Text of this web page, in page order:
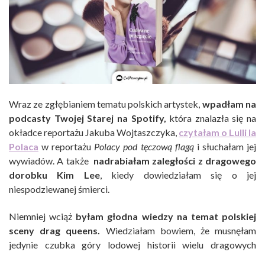
Wraz ze zgłębianiem tematu polskich artystek, wpadłam na
podcasty Twojej Starej na Spotify, która znalazła się na
okładce reportażu Jakuba Wojtaszczyka, czytałam o Lulli la
Polaca w reportażu Polacy pod tęczową flagąi słuchałam jej
wywiadów. A także nadrabiałam zaległości z dragowego
dorobku Kim Lee, kiedy dowiedziałam się o jej
niespodziewanej śmierci.
Niemniej wciąż byłam głodna wiedzy na temat polskiej
sceny drag queens. Wiedziałam bowiem, że musnęłam
jedynie czubka góry lodowej historii wielu dragowych